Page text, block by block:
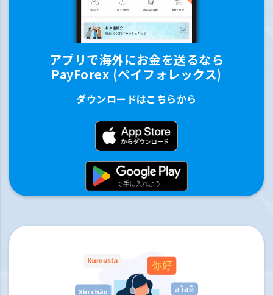
アプリで海外にお金を送るなら
PayForex (ペイフォレックス)
ダウンロードはこちらから